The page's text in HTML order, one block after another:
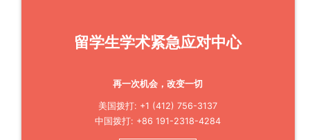
留学生学术紧急应对中心
再一次机会，改变一切
美国拨打: +1 (412) 756-3137
中国拨打: +86 191-2318-4284